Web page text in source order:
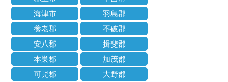
海津市
羽島郡
養老郡
不破郡
安八郡
揖斐郡
本巣郡
加茂郡
可児郡
大野郡